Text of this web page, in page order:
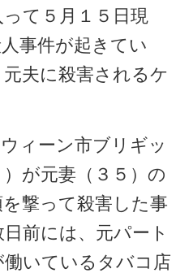
て５月１５日現
事件が起きてい
夫に殺害されるケ
ィーン市ブリギッ
が元妻（３５）の
撃って殺害した事
前には、元パート
いているタバコ店